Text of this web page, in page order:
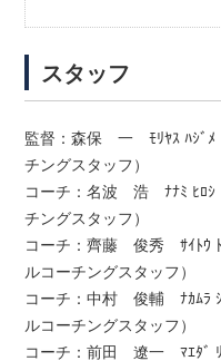
スタッフ
監督：森保 一 ﾓﾘﾔｽ ﾊｼﾞﾒ
チングスタッフ）
コーチ：名波 浩 ﾅﾅﾐ ﾋﾛｼ
チングスタッフ）
コーチ：齊藤 俊秀 ｻｲﾄｳ ﾄ
ルコーチングスタッフ）
コーチ：中村 俊輔 ﾅｶﾑﾗ ｼ
ルコーチングスタッフ）
コーチ：前田 遼一 ﾏｴﾀﾞ ﾘ